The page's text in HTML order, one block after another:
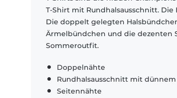
T-Shirt mit Rundhalsausschnitt.
Die doppelt gelegten
Ärmelbündchen und die dezenten
Sommeroutfit.
Doppelnähte
Rundhalsausschnitt mit
Seitennähte